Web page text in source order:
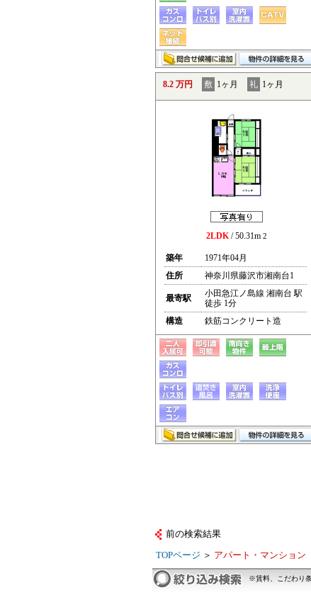
8.2 万円 敷 1ヶ月 礼 1ヶ月
2LDK/ 50.31m 2
築年
1971年04月
住所
神奈川県藤沢市湘南台1
最寄駅
小田急江ノ島線 湘南台 駅
徒歩 1分
構造
鉄筋コンクリート造
前の検索結果
TOPページ ＞ アパート・マンション
※賃料、こだわり